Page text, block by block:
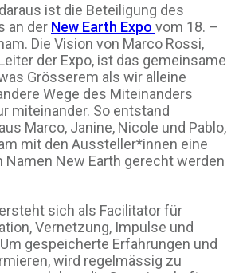
ist die Beteiligung des
an der New Earth Expo vom 18. –
Die Vision von Marco Rossi,
der Expo, ist das gemeinsame
Grösserem als wir alleine
Wege des Miteinanders
miteinander. So entstand
aus Marco, Janine, Nicole und Pablo,
mit den Aussteller*innen eine
Namen New Earth gerecht werden
sich als Facilitator für
Vernetzung, Impulse und
gespeicherte Erfahrungen und
wird regelmässig zu